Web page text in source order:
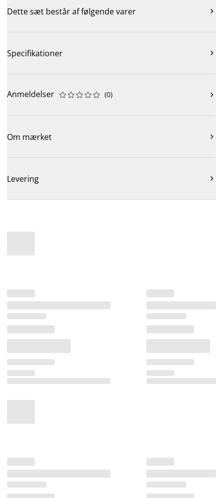
Dette sæt består af følgende varer 
Specifikationer 
Anmeldelser 




 (0) 
Om mærket 
Levering 